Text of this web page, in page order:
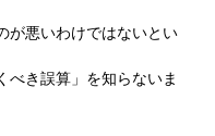
が悪いわけではないとい
べき誤算」を知らないま